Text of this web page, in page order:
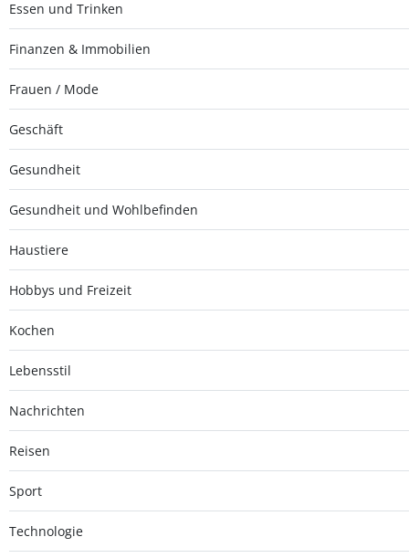
Essen und Trinken
Finanzen & Immobilien
Frauen / Mode
Geschäft
Gesundheit
Gesundheit und Wohlbefinden
Haustiere
Hobbys und Freizeit
Kochen
Lebensstil
Nachrichten
Reisen
Sport
Technologie